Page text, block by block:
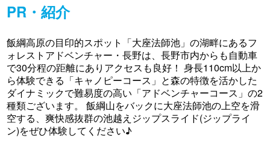
PR・紹介
飯綱高原の目印的スポット「大座法師池」の湖畔にあるフ
ォレストアドベンチャー・長野は、長野市内からも自動車
で30分程の距離にありアクセスも良好！ 身長110cm以上か
ら体験できる「キャノピーコース」と森の特徴を活かした
ダイナミックで難易度の高い「アドベンチャーコース」の2
種類ございます。 飯綱山をバックに大座法師池の上空を滑
空する、爽快感抜群の池越えジップスライド(ジップライ
ン)をぜひ体験してください♪